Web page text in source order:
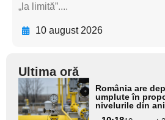
„la limită”....
10 august 2026
Ultima oră
Adaugă
aici textul
pentru
România are
umplute în
nivelurile din